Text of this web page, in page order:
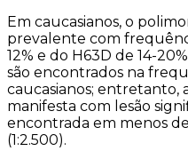
Em caucasianos, o
prevalente com
12% e do H63D de 14-
são encontrados na
caucasianos;
manifesta com lesão
encontrada em menos
(1:2.500).